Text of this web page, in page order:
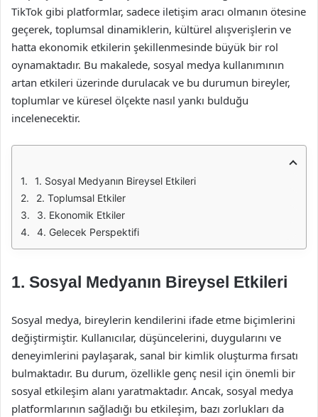
TikTok gibi platformlar, sadece iletişim aracı olmanın ötesine
geçerek, toplumsal dinamiklerin, kültürel alışverişlerin ve
hatta ekonomik etkilerin şekillenmesinde büyük bir rol
oynamaktadır. Bu makalede, sosyal medya kullanımının
artan etkileri üzerinde durulacak ve bu durumun bireyler,
toplumlar ve küresel ölçekte nasıl yankı bulduğu
incelenecektir.
1. Sosyal Medyanın Bireysel Etkileri
2. Toplumsal Etkiler
3. Ekonomik Etkiler
4. Gelecek Perspektifi
1. Sosyal Medyanın Bireysel Etkileri
Sosyal medya, bireylerin kendilerini ifade etme biçimlerini
değiştirmiştir. Kullanıcılar, düşüncelerini, duygularını ve
deneyimlerini paylaşarak, sanal bir kimlik oluşturma fırsatı
bulmaktadır. Bu durum, özellikle genç nesil için önemli bir
sosyal etkileşim alanı yaratmaktadır. Ancak, sosyal medya
platformlarının sağladığı bu etkileşim, bazı zorlukları da